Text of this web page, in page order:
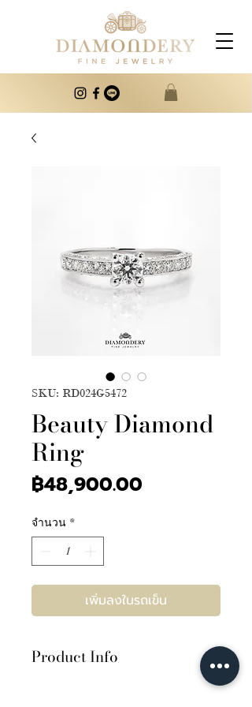
SKU: RD024G5472
Beauty Diamond
Ring
฿48,900.00
จำนวน *
เพิ่มลงในรถเข็น
Product Info